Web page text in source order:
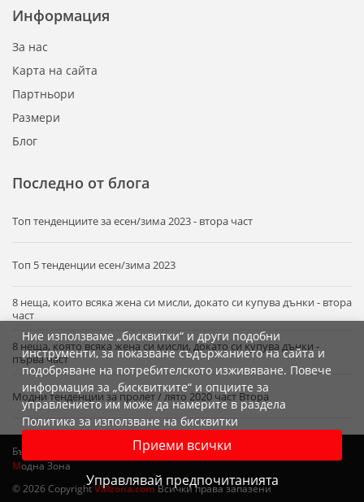
Ние използваме „бисквитки“ и други подобни
инструменти, за показване съдържанието на сайта и
подобряване на потребителското изживяване. Повече
информация за „бисквитките“ и опциите за
управлението им може да намерите в раздела
Политика за използване на бисквитки
Приеми всички
Управлявай предпочитанията
Информация
За нас
Карта на сайта
Партньори
Размери
Блог
Последно от блога
Tоп тенденциите за есен/зима 2023 - втора част
Топ 5 тенденции есен/зима 2023
8 неща, които всяка жена си мисли, докато си купува дънки - втора
част
8 неща, която всяка жена си мисли, докато си купува дънки -
първа част
Модни тенденции за пролет / лято 2020 част Втора
Бъдете винаги в крак с модата и пазарувайте от онлайн
Модна Зона
© 2026 CopyrightVMzona.comВсички права запазени